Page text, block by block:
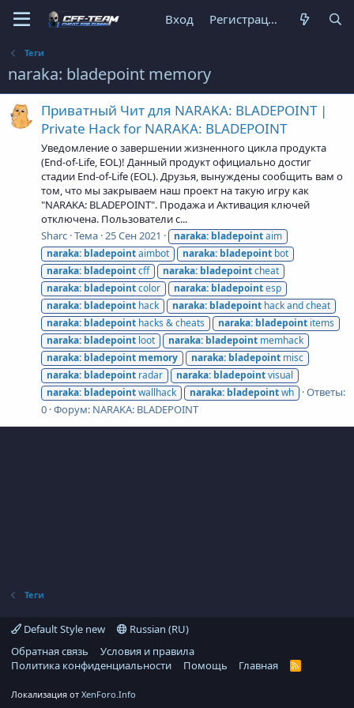
Вход Регистрация
Теги
naraka: bladepoint memory
Приватный Чит для NARAKA: BLADEPOINT |
Private Hack for NARAKA: BLADEPOINT
Уведомление о завершении жизненного цикла продукта
(End-of-Life, EOL)! Данный продукт официально достиг
стадии End-of-Life (EOL). Друзья, вынуждены сообщить вам о
том, что мы закрываем наш проект на такую игру как
"NARAKA: BLADEPOINT". Продажа и Активация ключей
отключена. Пользователи с...
Sharc Тема 25 Сен 2021 naraka: bladepointaim
naraka: bladepointaimbot naraka: bladepoint bot
naraka: bladepointcff naraka: bladepointcheat
naraka: bladepointcolor naraka: bladepointesp
naraka: bladepoint hack naraka: bladepoint hack and cheat
naraka: bladepoint hacks & cheats naraka: bladepoint items
naraka: bladepoint loot naraka: bladepoint memhack
naraka: bladepoint memory naraka: bladepoint misc
naraka: bladepoint radar naraka: bladepointvisual
naraka: bladepointwallhack naraka: bladepointwh
Ответы:
0 Форум: NARAKA: BLADEPOINT
Теги
Default Style new
Russian (RU)
Обратная связь
Условия и правила
Политика конфиденциальности
Помощь Главная
R
Локализация от XenForo.Info